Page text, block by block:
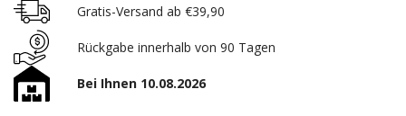
Gratis-Versand ab €39,90
Rückgabe innerhalb von 90 Tagen
Bei Ihnen 10.08.2026